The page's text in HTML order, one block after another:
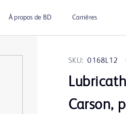
À propos de BD Carrières
SKU: 0168L12
Lubricath
Carson,